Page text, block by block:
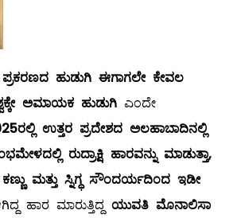
ಹುಡುಗಿ ಈಗಾಗಲೇ ಕೇವಲ
ಅಮಾಯಕ ಹುಡುಗಿ ಎಂದೇ
ಉತ್ತರ ಪ್ರದೇಶದ ಅಲಹಾಬಾದಿನಲ್ಲಿ
ರುದ್ರಾಕ್ಷಿ ಹಾರವನ್ನು ಮಾಡುತ್ತಾ,
ಮತ್ತು ಸ್ನಿಗ್ಧ ಸೌಂದರ್ಯದಿಂದ ಇಡೀ
ಹಾರ ಮಾರುತ್ತಿದ್ದ ಯುವತಿ ಮೊನಾಲಿಸಾ